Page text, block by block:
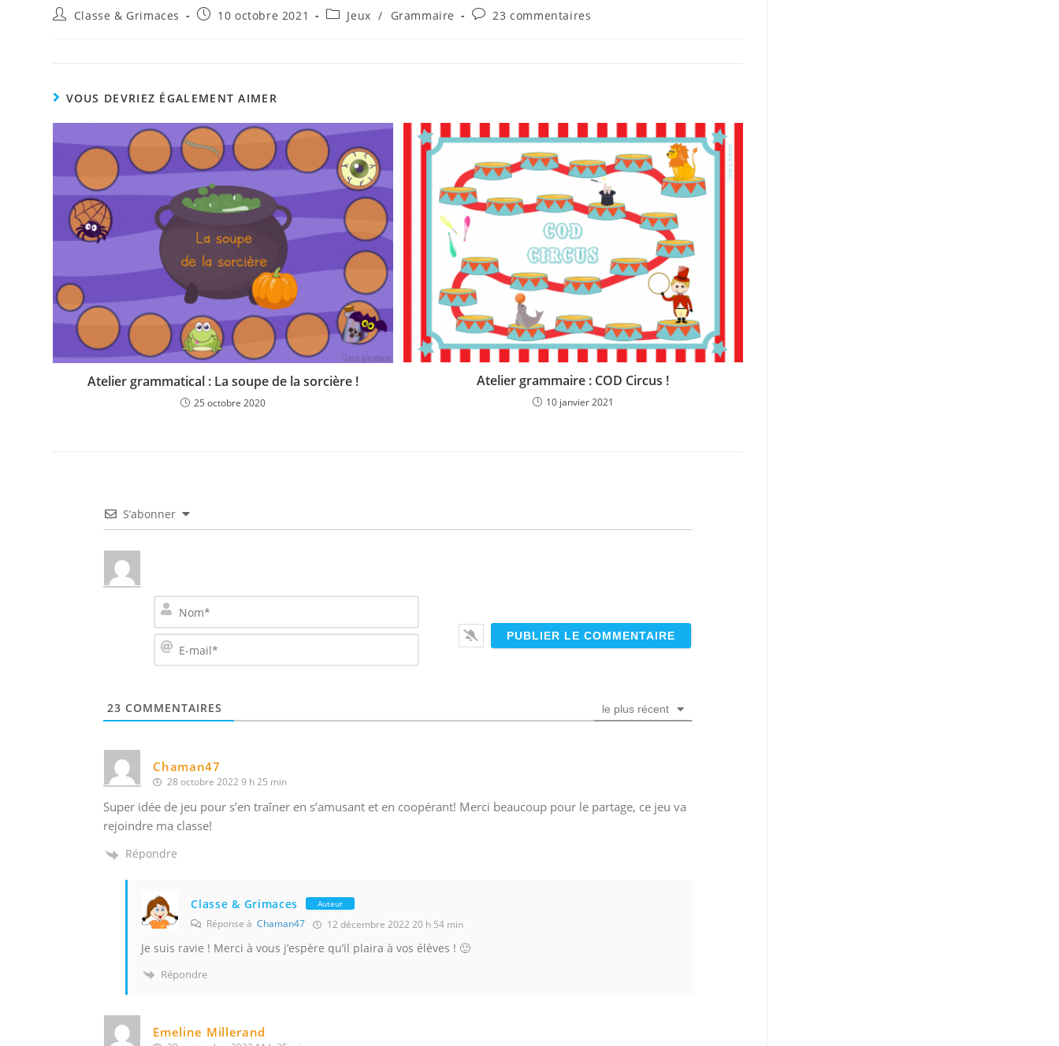
Auteur/autrice
Classe & Grimaces
Publication
10 octobre 2021
PostJeux / Grammaire
Commentaires
23 commentaires
VOUS DEVRIEZ ÉGALEMENT AIMER
Atelier grammatical : La soupe de la sorcière !
25 octobre 2020
Atelier grammaire : COD Circus !
10 janvier 2021
S’abonner
m
23 COMMENTAIRES le plus récent
Chaman47
28 octobre 2022 9 h 25 min
Super idée de jeu pour s’en traîner en s’amusant et en coopérant! Merci beaucoup pour le partage, ce jeu va
rejoindre ma classe!
Répondre
Classe & Grimaces Auteur
Réponse àChaman47 12 décembre 2022 20 h 54 min
Je suis ravie ! Merci à vous j’espère qu’il plaira à vos élèves ! 🙂
Répondre
Emeline Millerand